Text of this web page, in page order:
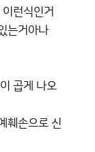
런식인거
는거아나
곱게 나오
훼손으로 신